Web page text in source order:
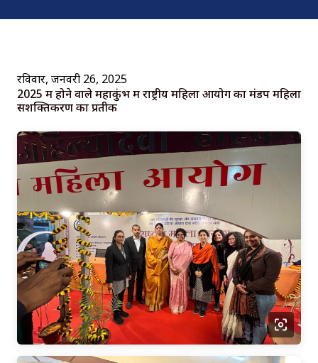
रविवार, जनवरी 26, 2025
2025 में होने वाले महाकुंभ में राष्ट्रीय महिला आयोग का मंडप महिला
सशक्तिकरण का प्रतीक